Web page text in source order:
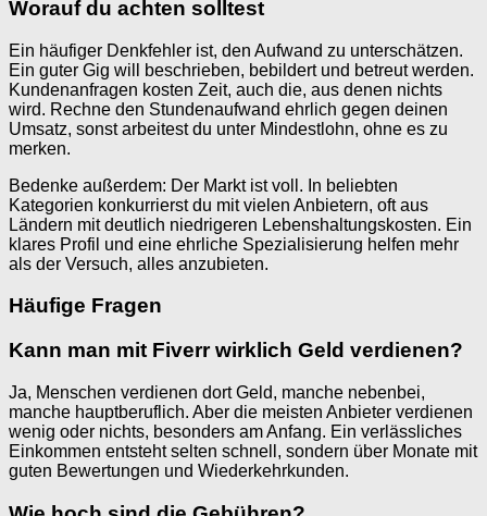
Worauf du achten solltest
Ein häufiger Denkfehler ist, den Aufwand zu unterschätzen.
Ein guter Gig will beschrieben, bebildert und betreut werden.
Kundenanfragen kosten Zeit, auch die, aus denen nichts
wird. Rechne den Stundenaufwand ehrlich gegen deinen
Umsatz, sonst arbeitest du unter Mindestlohn, ohne es zu
merken.
Bedenke außerdem: Der Markt ist voll. In beliebten
Kategorien konkurrierst du mit vielen Anbietern, oft aus
Ländern mit deutlich niedrigeren Lebenshaltungskosten. Ein
klares Profil und eine ehrliche Spezialisierung helfen mehr
als der Versuch, alles anzubieten.
Häufige Fragen
Kann man mit Fiverr wirklich Geld verdienen?
Ja, Menschen verdienen dort Geld, manche nebenbei,
manche hauptberuflich. Aber die meisten Anbieter verdienen
wenig oder nichts, besonders am Anfang. Ein verlässliches
Einkommen entsteht selten schnell, sondern über Monate mit
guten Bewertungen und Wiederkehrkunden.